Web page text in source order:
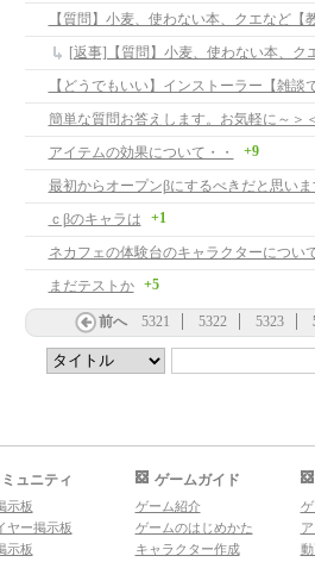
【質問】小麦、使わない本、クエなど【
【どうでもいい】インストーラー【雑談
簡単な質問お答えします。お気軽に～＞
アイテムの効果について・・
+9
最初からオープンβにするべきだと思いま
ｃβのキャラは
+1
ネカフェの体験台のキャラクターについ
まだテストか
+5
前へ 5321 5322 5323
ミュニティ
示板
ヤー掲示板
示板
ゲームガイド
ゲーム紹介
ゲームのはじめかた
キャラクター作成